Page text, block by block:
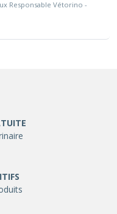
Responsable Vétorino -